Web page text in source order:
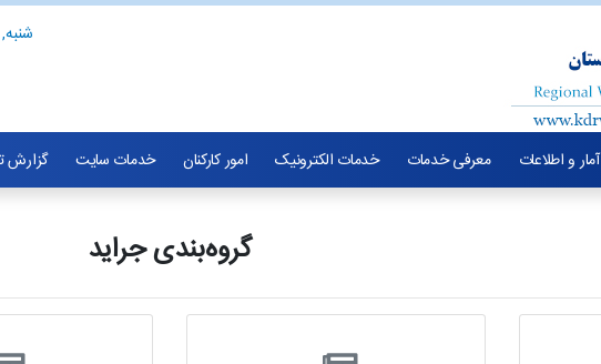
شنبه, 17 مرداد 1405
آمار و اطلاعات معرفی خدمات خدمات الکترونیک امور کارکنان خدمات سایت گزارش
گروه‌بندی جراید